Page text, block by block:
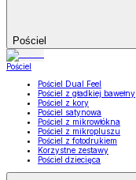
Pościel
Pościel
Pościel Dual Feel
Pościel z gładkiej bawełny
Pościel z kory
Pościel satynowa
Pościel z mikrowłókna
Pościel z mikropluszu
Pościel z fotodrukiem
Korzystne zestawy
Pościel dziecięca